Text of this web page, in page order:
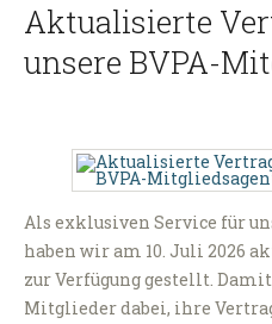
Aktualisierte
unsere BVPA-
Als exklusiven Service für
haben wir am 10. Juli 2026
zur Verfügung gestellt.
Mitglieder dabei, ihre